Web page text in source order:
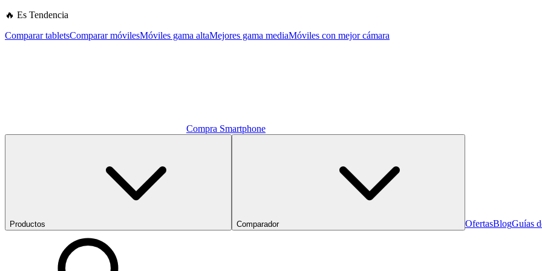
🔥 Es Tendencia
Comparar tabletsComparar móvilesMóviles gama altaMejores gama mediaMóviles con mejor cámara
Compra Smartphone
Productos Comparador OfertasBlogGuías